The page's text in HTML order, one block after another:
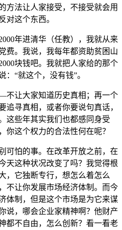
方法让人家接受，不接受就会用
对这个东西。
年进清华（任教），我就从来
费。我说，我每年都资助贫困山
块钱吧。我就把人家给的那个
“就这个，没有钱”。
让大家知道历史真相；再一个
追寻真相，或者你要说句真话，
这些年其实我们也都感同身受
你这个权力的合法性何在呢？
可怕的事。在改革开放之前，在
天这种状况改变了吗？我觉得根
，它独断专行，想怎么着怎么
不让你发展市场经济体制。而今
体制，但是这个市场是为它来谋
说，哪会企业家精神啊？他财产
都不自由，怎么创新？看一看老